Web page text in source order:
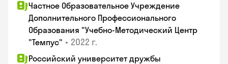
Частное Образовательное Учреждение
Дополнительного Профессионального
Образования "Учебно-Методический Центр
"Темпус" • 2022 г.
Российский университет дружбы